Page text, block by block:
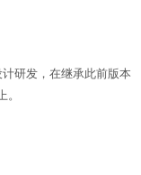
研发，在继承此前版本